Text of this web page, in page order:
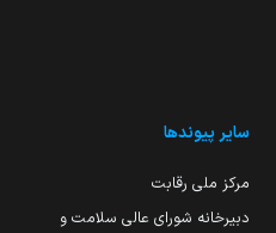
سایر پیوندها
مرکز ملی رقابت
دبیرخانه شورای عالی سلامت و